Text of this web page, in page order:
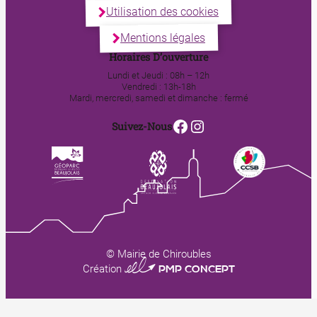
Utilisation des cookies
Mentions légales
Horaires D’ouverture
Lundi et Jeudi : 08h – 12h
Vendredi : 13h-18h
Mardi, mercredi, samedi et dimanche : fermé
Suivez-NousFacebook
Instagram
© Mairie de Chiroubles
Création 0123 PMP CONCEPT